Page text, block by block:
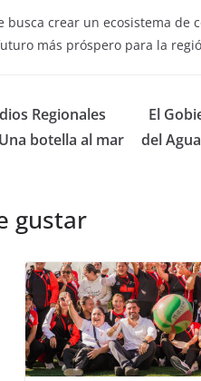
busca crear un ecosistema de
más próspero para la
Regionales
botella al mar
El
del
gustar